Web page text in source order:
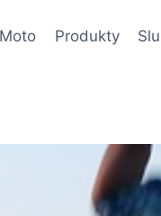
Moto Produkty